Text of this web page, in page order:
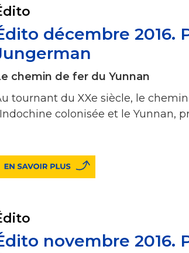
décembre 2016.
chemin de fer du Yunnan
tournant du XXe siècle, le
colonisée et le Yunnan,
novembre 2016.